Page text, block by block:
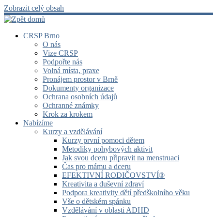
Zobrazit celý obsah
CRSP Brno
O nás
Vize CRSP
Podpořte nás
Volná místa, praxe
Pronájem prostor v Brně
Dokumenty organizace
Ochrana osobních údajů
Ochranné známky
Krok za krokem
Nabízíme
Kurzy a vzdělávání
Kurzy první pomoci dětem
Metodiky pohybových aktivit
Jak svou dceru připravit na menstruaci
Čas pro mámu a dceru
EFEKTIVNÍ RODIČOVSTVÍ®
Kreativita a duševní zdraví
Podpora kreativity dětí předškolního věku
Vše o dětském spánku
Vzdělávání v oblasti ADHD